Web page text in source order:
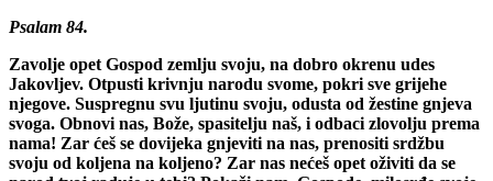
Psalam 84.
Zavolje opet Gospod zemlju svoju, na dobro okrenu udes
Jakovljev. Otpusti krivnju narodu svome, pokri sve grijehe
njegove. Suspregnu svu ljutinu svoju, odusta od žestine gnjeva
svoga. Obnovi nas, Bože, spasitelju naš, i odbaci zlovolju prema
nama! Zar ćeš se dovijeka gnjeviti na nas, prenositi srdžbu
svoju od koljena na koljeno? Zar nas nećeš opet oživiti da se